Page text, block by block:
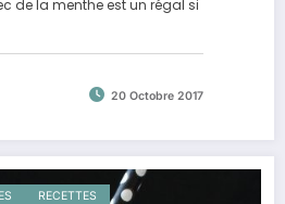
de la menthe est un régal si
20 Octobre 2017
RECETTES